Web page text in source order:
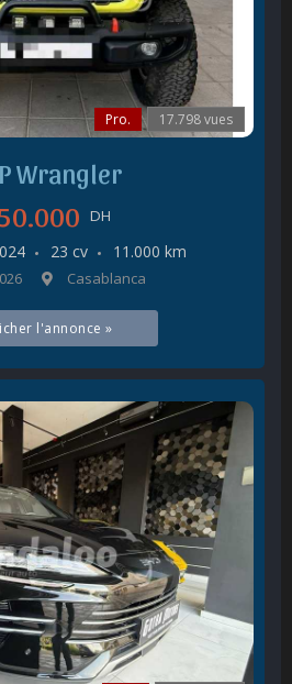
Pro. 17.798 vues
Wrangler
DH
23 cv 11.000 km
Casablanca
l'annonce »